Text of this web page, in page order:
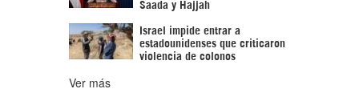
Saada y Hajjah
Israel impide entrar a
estadounidenses que criticaron
violencia de colonos
Ver más